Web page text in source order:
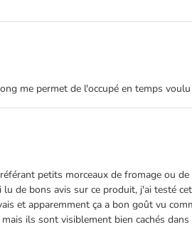
me permet de l'occupé en temps
petits morceaux de fromage ou
bons avis sur ce produit, j'ai testé
et apparemment ça a bon goût vu
ils sont visiblement bien cachés